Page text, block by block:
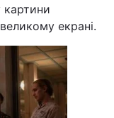
картини
екрані.